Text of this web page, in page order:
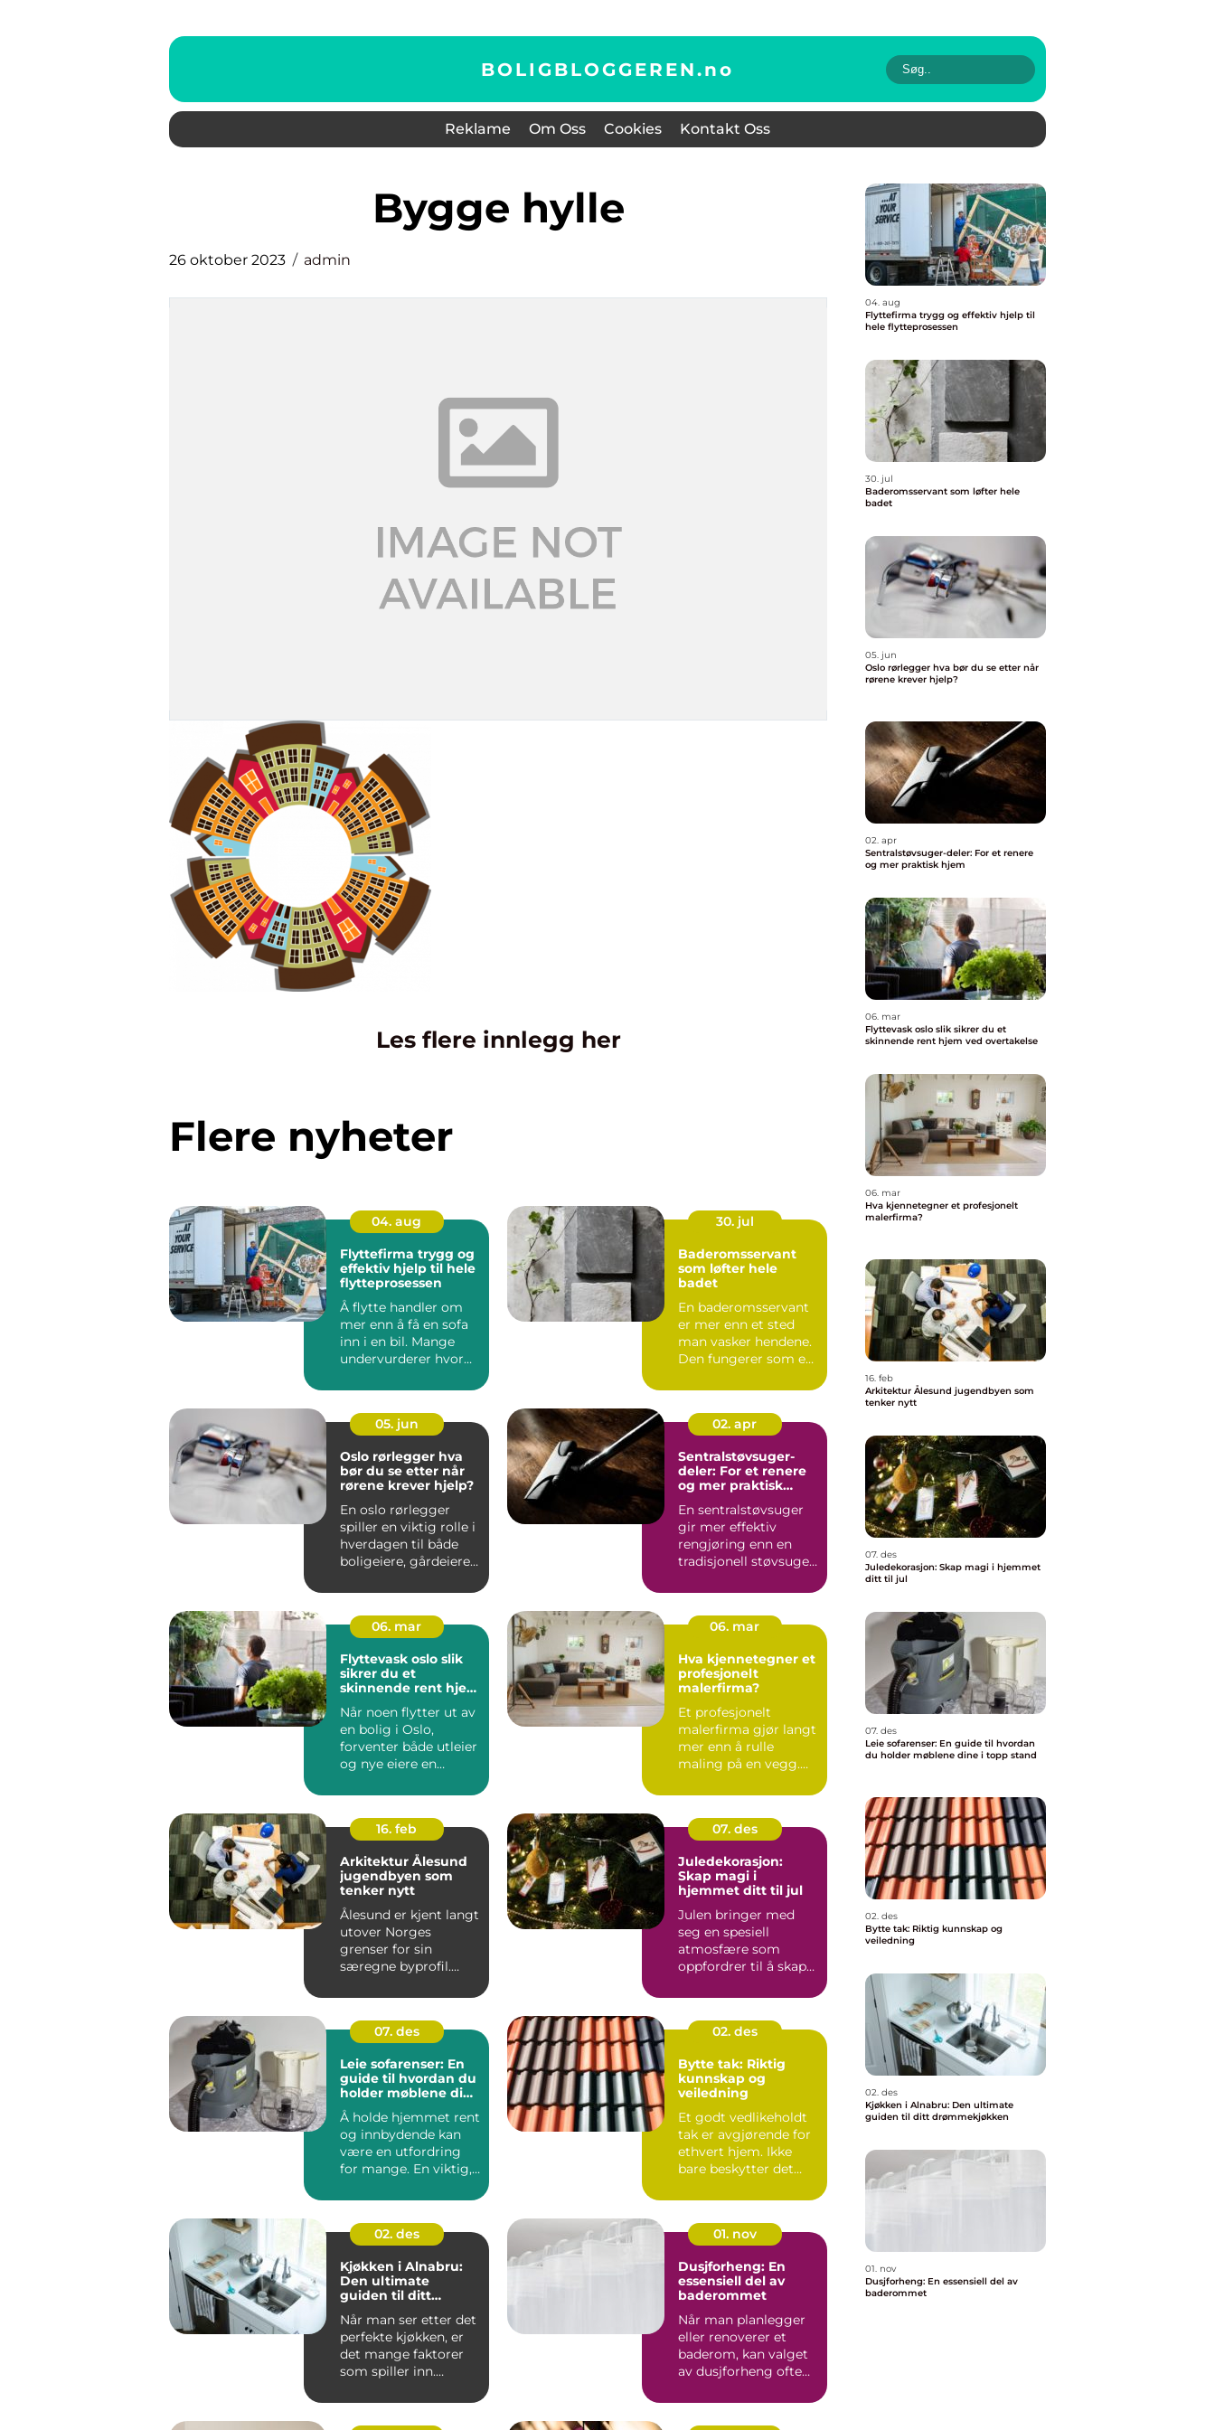
BOLIGBLOGGEREN.no
Reklame Om Oss Cookies Kontakt Oss
bygge hylle
26 oktober 2023 admin
Les flere innlegg her
Flere nyheter
04. aug
Flyttefirma trygg og
effektiv hjelp til hele
flytteprosessen
Å flytte handler om
mer enn å få en sofa
inn i en bil. Mange
undervurderer hvor
30. jul
Baderomsservant
som løfter hele
badet
En baderomsservant
er mer enn et sted
man vasker hendene.
Den fungerer som et
påv...
05. jun
Oslo rørlegger hva
bør du se etter når
rørene krever hjelp?
En oslo rørlegger
spiller en viktig rolle i
hverdagen til både
boligeiere, gårdeiere
02. apr
Sentralstøvsuger-
deler: For et renere
og mer praktisk
En sentralstøvsuger
gir mer effektiv
rengjøring enn en
tradisjonell støvsuger
06. mar
Flyttevask oslo slik
sikrer du et
skinnende rent hjem
Når noen flytter ut av
en bolig i Oslo,
forventer både utleier
og nye eiere en
profesjone...
06. mar
Hva kjennetegner et
profesjonelt
malerfirma?
Et profesjonelt
malerfirma gjør langt
mer enn å rulle
maling på en vegg.
planlegger ...
16. feb
Arkitektur Ålesund
jugendbyen som
tenker nytt
Ålesund er kjent langt
utover Norges
grenser for sin
særegne byprofil.
store del...
07. des
Juledekorasjon:
Skap magi i
hjemmet ditt til jul
Julen bringer med
seg en spesiell
atmosfære som
oppfordrer til å skape
07. des
Leie sofarenser: En
guide til hvordan du
holder møblene dine
i topp stand
Å holde hjemmet rent
og innbydende kan
være en utfordring
for mange. En viktig,
02. des
Bytte tak: Riktig
kunnskap og
veiledning
Et godt vedlikeholdt
tak er avgjørende for
ethvert hjem. Ikke
bare beskytter det
02. des
Kjøkken i Alnabru:
Den ultimate
guiden til ditt
Når man ser etter det
perfekte kjøkken, er
det mange faktorer
som spiller inn.
01. nov
Dusjforheng: En
essensiell del av
baderommet
Når man planlegger
eller renoverer et
baderom, kan valget
av dusjforheng ofte
04. aug
Flyttefirma trygg og effektiv hjelp til
hele flytteprosessen
30. jul
Baderomsservant som løfter hele
badet
05. jun
Oslo rørlegger hva bør du se etter når
rørene krever hjelp?
02. apr
Sentralstøvsuger-deler: For et renere
og mer praktisk hjem
06. mar
Flyttevask oslo slik sikrer du et
skinnende rent hjem ved overtakelse
06. mar
Hva kjennetegner et profesjonelt
malerfirma?
16. feb
Arkitektur Ålesund jugendbyen som
tenker nytt
07. des
Juledekorasjon: Skap magi i hjemmet
ditt til jul
07. des
Leie sofarenser: En guide til hvordan
du holder møblene dine i topp stand
02. des
Bytte tak: Riktig kunnskap og
veiledning
02. des
Kjøkken i Alnabru: Den ultimate
guiden til ditt drømmekjøkken
01. nov
Dusjforheng: En essensiell del av
baderommet